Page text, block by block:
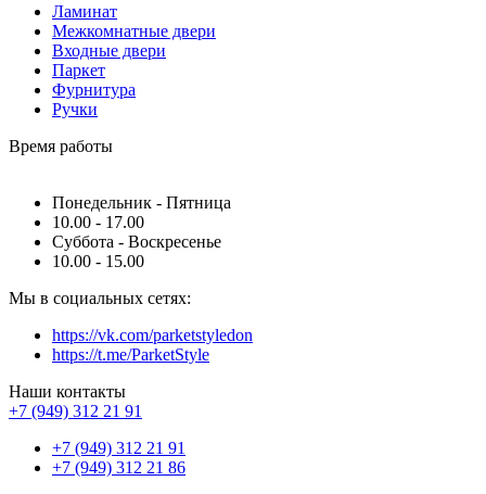
Ламинат
Межкомнатные двери
Входные двери
Паркет
Фурнитура
Ручки
Время работы
Понедельник - Пятница
10.00 - 17.00
Суббота - Воскресенье
10.00 - 15.00
Мы в социальных сетях:
https://vk.com/parketstyledon
https://t.me/ParketStyle
Наши контакты
+7 (949) 312 21 91
+7 (949) 312 21 91
+7 (949) 312 21 86